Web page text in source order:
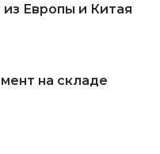
Европы и Китая
на складе